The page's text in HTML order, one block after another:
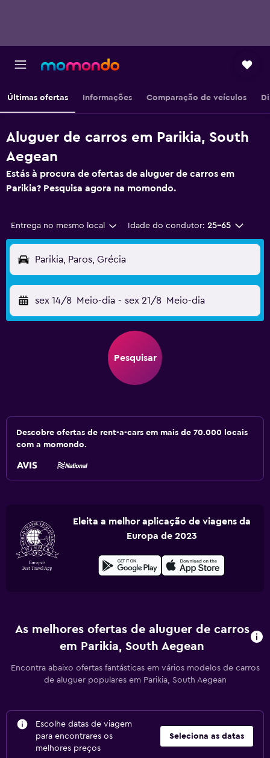
Últimas ofertas Informações Comparação de veículos
Aluguer de carros em Parikia, South
Aegean
Estás à procura de ofertas de aluguer de carros em
Parikia? Pesquisa agora na momondo.
Entrega no mesmo local Idade do condutor: 25-65
Parikia, Paros, Grécia
sex 14/8 Meio-dia - sex 21/8 Meio-dia
Pesquisar
Descobre ofertas de rent-a-cars em mais de 70.000 locais
com a momondo.
Eleita a melhor aplicação de viagens da
Europa de 2023
As melhores ofertas de aluguer de carros
em Parikia, South Aegean
Encontra abaixo ofertas fantásticas em vários modelos de carros
de aluguer populares em Parikia, South Aegean
Escolhe datas de viagem
para encontrares os
melhores preços
Seleciona as datas